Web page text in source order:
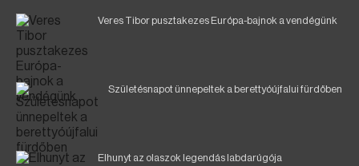
Veres Tibor pusztakezes Európa-bajnok a vendégünk
Születésnapot ünnepeltek a berettyóújfalui fürdőben
Elhunyt az olaszok legendás labdarúgója